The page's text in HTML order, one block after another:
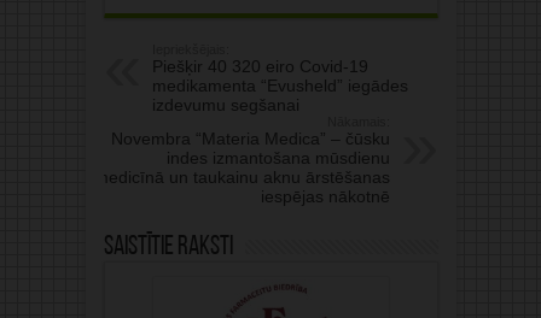
Piešķir 40 320 eiro Covid-19
medikamenta “Evusheld” iegādes
izdevumu segšanai
Novembra “Materia Medica” – čūsku
indes izmantošana mūsdienu
medicīnā un taukainu aknu ārstēšanas
iespējas nākotnē
Saistītie raksti